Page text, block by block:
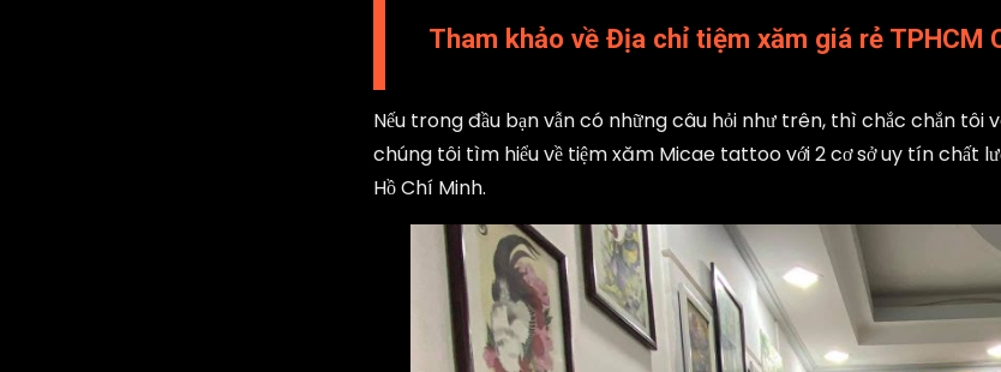
Tham khảo về Địa chỉ tiệm xăm giá rẻ TPHCM
Nếu trong đầu bạn vẫn có những câu hỏi như trên, thì chắc chắn
chúng tôi tìm hiểu về tiệm xăm Micae tattoo với 2 cơ sở uy tín chất
Hồ Chí Minh.